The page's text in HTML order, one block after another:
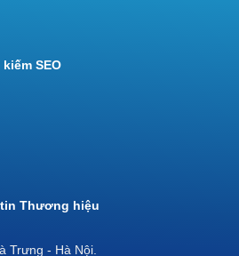
SEO
Thương hiệu
Trưng - Hà Nội.